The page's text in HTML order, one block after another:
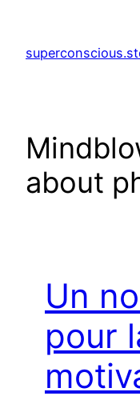
contenu
about
Un
pour